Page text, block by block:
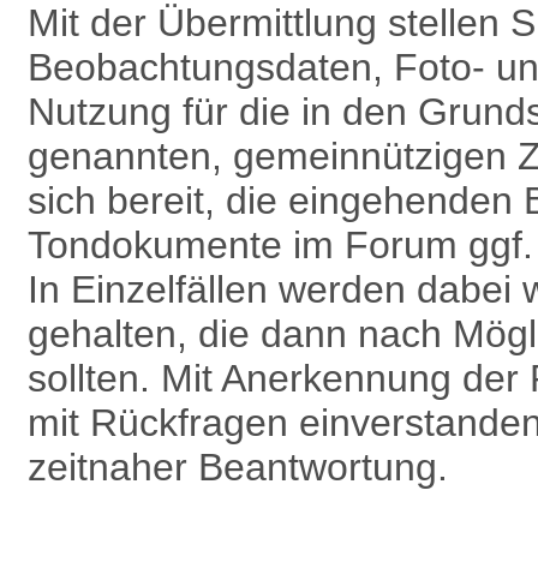
Mit der Übermittlung stellen
Beobachtungsdaten, Foto-
Nutzung für die in den
genannten, gemeinnützigen
sich bereit, die eingehenden
Tondokumente im Forum
In Einzelfällen werden dabei
gehalten, die dann nach
sollten. Mit Anerkennung
mit Rückfragen
zeitnaher Beantwortung.